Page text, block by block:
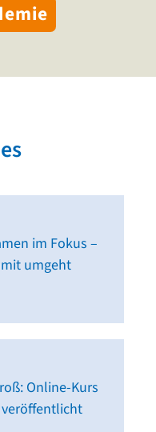
im Fokus –
umgeht
Online-Kurs
veröffentlicht